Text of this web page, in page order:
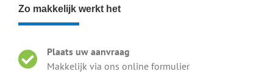
Zo makkelijk werkt het
Plaats uw aanvraag
Makkelijk via ons online formulier